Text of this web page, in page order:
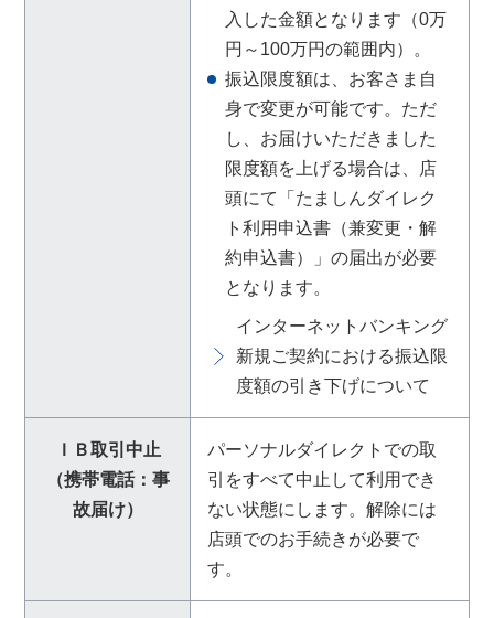
入した金額となります（0万
円～100万円の範囲内）。
振込限度額は、お客さま自
身で変更が可能です。ただ
し、お届けいただきました
限度額を上げる場合は、店
頭にて「たましんダイレク
ト利用申込書（兼変更・解
約申込書）」の届出が必要
となります。
インターネットバンキング
新規ご契約における振込限
度額の引き下げについて
ＩＢ取引中止
（携帯電話：事
故届け）
パーソナルダイレクトでの取
引をすべて中止して利用でき
ない状態にします。解除には
店頭でのお手続きが必要で
す。